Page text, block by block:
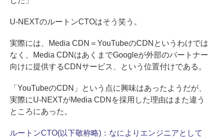
U-NEXTのルートンCTOはそう笑う。
実際には、Media CDN＝YouTubeのCDNというわけでは
なく、Media CDNはあくまでGoogleが外部のパートナー
向けに提供するCDNサービス、という位置付けである。
「YouTubeのCDN」という点に興味はあったようだが、
実際にU-NEXTがMedia CDNを採用した理由はまた違う
ところにあった。
ルートンCTO(以下敬称略)： なによりエンジニアとして